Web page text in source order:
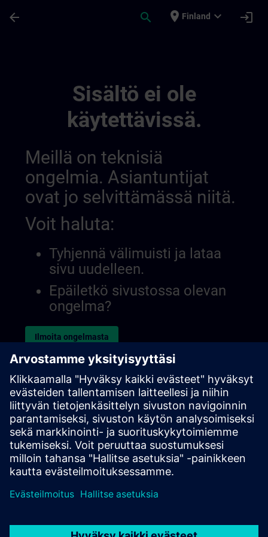
arrow_back search place Finland expand_more login
Sisältö ei ole
käytettävissä.
Meillä on teknisiä
ongelmia. Asiantuntijat
ovat jo selvittämässä niitä.
Voit haluta:
Tyhjennä välimuisti ja lataa
sivu uudelleen.
Epäiletkö sivustossa olevan
ongelma?
Ilmoita ongelmasta